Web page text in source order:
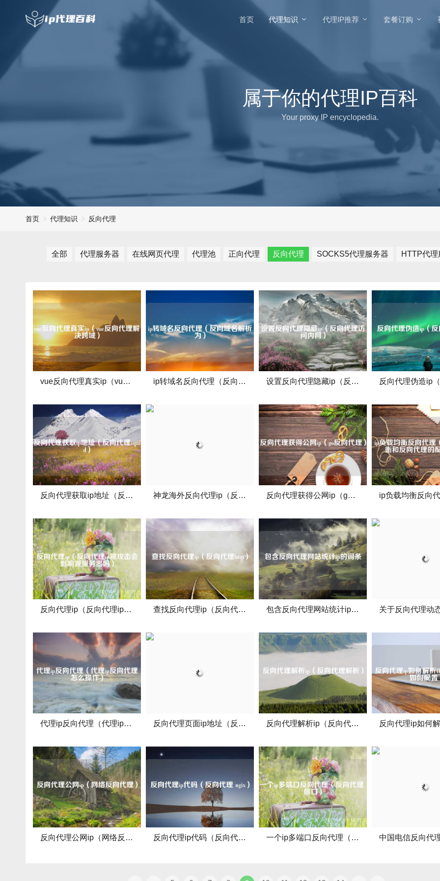
首页 代理知识 代理IP推荐 套餐订购
属于你的代理IP百科
Your proxy IP encyclopedia.
首页 代理知识 反向代理
全部 代理服务器 在线网页代理 代理池 正向代理 反向代理 SOCKS5代理服务器 HTTP代理
vue反向代理真实ip（vue反向代理解决跨域） ip转域名反向代理（反向域名解析为） 设置反向代理隐藏ip（反向代理访问内网）
反向代理获取ip地址（反向代理squid） 神龙海外反向代理ip（反向代理服务器） 反向代理获得公网ip（go反向代理）
反向代理ip（反向代理ip被攻击会影响源服务器吗） 查找反向代理ip（反向代理http） 包含反向代理网站统计ip的词条
代理ip反向代理（代理ip反向代理怎么操作） 反向代理页面ip地址（反向代理https） 反向代理解析ip（反向代理解析）
反向代理公网ip（网络反向代理） 反向代理ip代码（反向代理 ngix） 一个ip多端口反向代理（反向代理 端口）